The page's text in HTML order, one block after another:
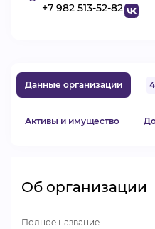
+7 982 513-52-82
Данные организации 4
Активы и имущество
Об организации
Полное название